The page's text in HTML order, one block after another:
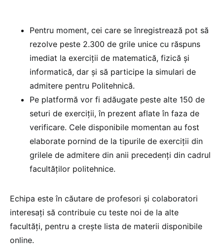
Pentru moment, cei care se înregistrează pot să
rezolve peste 2.300 de grile unice cu răspuns
imediat la exerciții de matematică, fizică și
informatică, dar și să participe la simulari de
admitere pentru Politehnică.
Pe platformă vor fi adăugate peste alte 150 de
seturi de exerciții, în prezent aflate în faza de
verificare. Cele disponibile momentan au fost
elaborate pornind de la tipurile de exerciții din
grilele de admitere din anii precedenți din cadrul
facultăților politehnice.
Echipa este în căutare de profesori și colaboratori
interesați să contribuie cu teste noi de la alte
facultăți, pentru a crește lista de materii disponibile
online.